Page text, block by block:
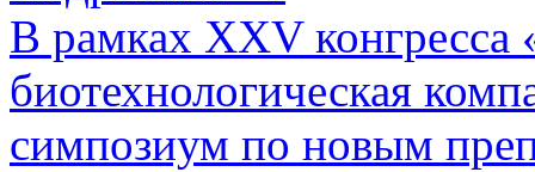
В рамках XXV конгресса
биотехнологическая
симпозиум по новым